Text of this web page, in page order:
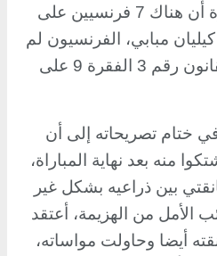
“يمكنك أن ترى في الصورة أن هناك 7 فرنسيين على
مبابي، الفرنسيون لم
يذكروا هذا التوضيح من القانون رقم 3 الفقرة 9 على
ختام تصريحاته إلى أن
منه بعد نهاية المباراة،
بين ذراعيه بشكل غير
الأمل من الهزيمة، أعتقد
أيضا وحاولت مواساته،